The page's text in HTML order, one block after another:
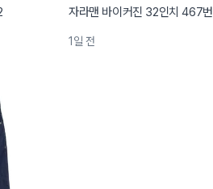
자라맨 바이커진 32인치 467번
1일 전